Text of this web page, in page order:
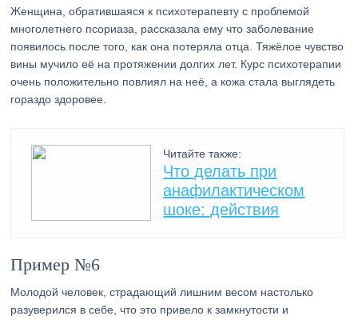
Женщина, обратившаяся к психотерапевту с проблемой
многолетнего псориаза, рассказала ему что заболевание
появилось после того, как она потеряла отца. Тяжёлое чувство
вины мучило её на протяжении долгих лет. Курс психотерапии
очень положительно повлиял на неё, а кожа стала выглядеть
гораздо здоровее.
Читайте также:
Что делать при
анафилактическом
шоке: действия
Пример №6
Молодой человек, страдающий лишним весом настолько
разуверился в себе, что это привело к замкнутости и